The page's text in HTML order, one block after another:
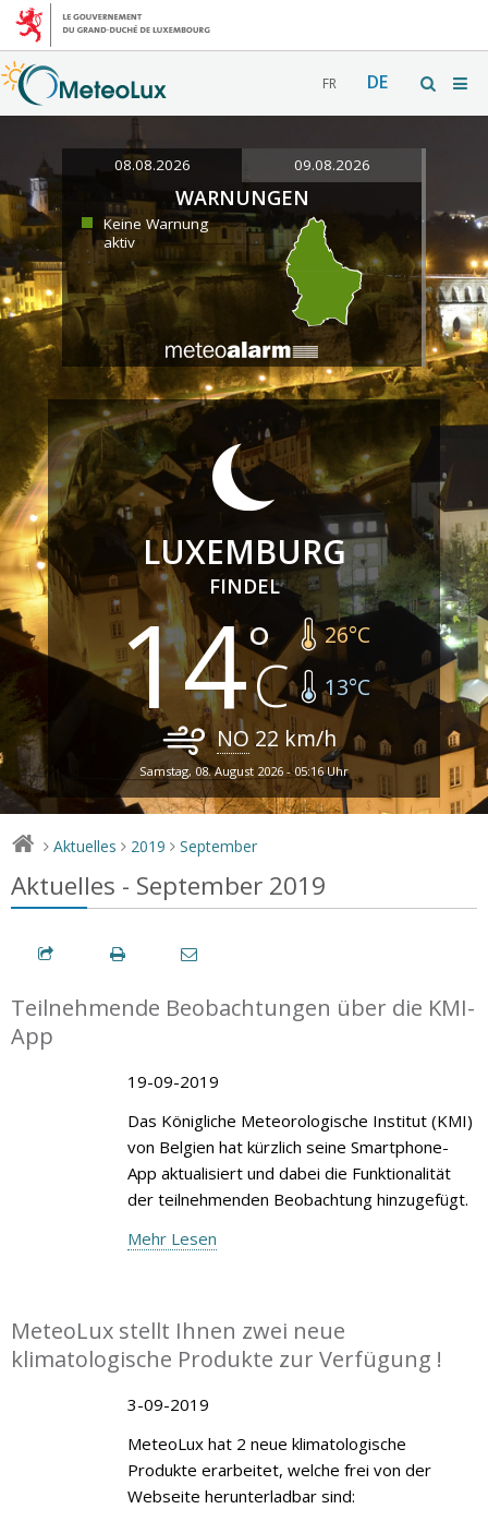
FR DE
08.08.2026 09.08.2026
WARNUNGEN
Keine Warnung
aktiv
LUXEMBURG
FINDEL
14 26°C
13°C
NO 22 km/h
Samstag, 08. August 2026 - 05:16 Uhr
> Aktuelles > 2019 > September
Aktuelles - September 2019
Teilnehmende Beobachtungen über die KMI-
App
19-09-2019
Das Königliche Meteorologische Institut (KMI)
von Belgien hat kürzlich seine Smartphone-
App aktualisiert und dabei die Funktionalität
der teilnehmenden Beobachtung hinzugefügt.
Mehr Lesen
MeteoLux stellt Ihnen zwei neue
klimatologische Produkte zur Verfügung !
3-09-2019
MeteoLux hat 2 neue klimatologische
Produkte erarbeitet, welche frei von der
Webseite herunterladbar sind: